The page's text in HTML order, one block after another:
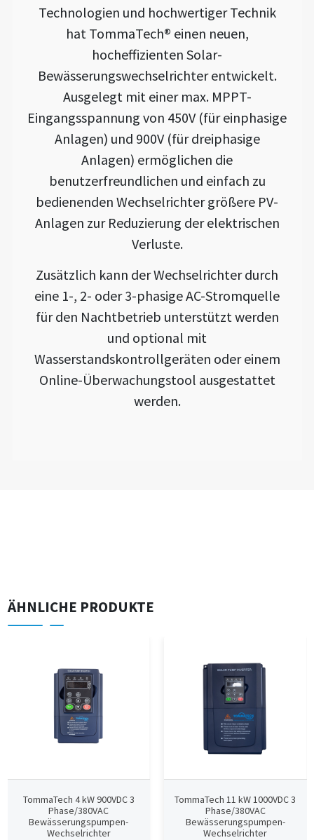
Technologien und hochwertiger Technik
hat TommaTech® einen neuen,
hocheffizienten Solar-
Bewässerungswechselrichter entwickelt.
Ausgelegt mit einer max. MPPT-
Eingangsspannung von 450V (für einphasige
Anlagen) und 900V (für dreiphasige
Anlagen) ermöglichen die
benutzerfreundlichen und einfach zu
bedienenden Wechselrichter größere PV-
Anlagen zur Reduzierung der elektrischen
Verluste.
Zusätzlich kann der Wechselrichter durch
eine 1-, 2- oder 3-phasige AC-Stromquelle
für den Nachtbetrieb unterstützt werden
und optional mit
Wasserstandskontrollgeräten oder einem
Online-Überwachungstool ausgestattet
werden.
ÄHNLICHE PRODUKTE
TommaTech 4 kW 900VDC 3
Phase/380VAC
Bewässerungspumpen-
Wechselrichter
TommaTech 11 kW 1000VDC 3
Phase/380VAC
Bewässerungspumpen-
Wechselrichter